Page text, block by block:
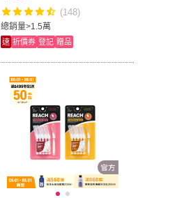
總銷量>1.5萬
(148)
速 折價券 登記 贈品